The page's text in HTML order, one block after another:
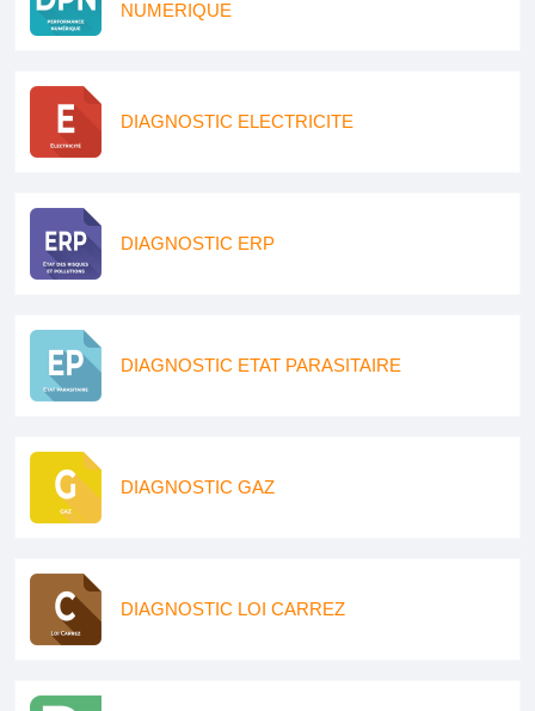
NUMERIQUE
DIAGNOSTIC ELECTRICITE
DIAGNOSTIC ERP
DIAGNOSTIC ETAT PARASITAIRE
DIAGNOSTIC GAZ
DIAGNOSTIC LOI CARREZ